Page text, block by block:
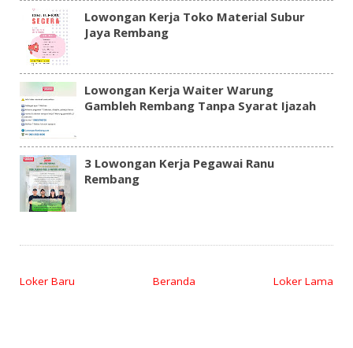
Lowongan Kerja Toko Material Subur
Jaya Rembang
Lowongan Kerja Waiter Warung
Gambleh Rembang Tanpa Syarat Ijazah
3 Lowongan Kerja Pegawai Ranu
Rembang
Loker Baru Loker Lama
Beranda